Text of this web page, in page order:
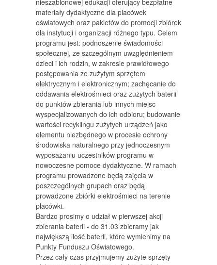
nieszablonowej edukacji oferujący bezpłatne
materiały dydaktyczne dla placówek
oświatowych oraz pakietów do promocji zbiórek
dla instytucji i organizacji różnego typu. Celem
programu jest: podnoszenie świadomości
społecznej, ze szczególnym uwzględnieniem
dzieci i ich rodzin, w zakresie prawidłowego
postępowania ze zużytym sprzętem
elektrycznym i elektronicznym; zachęcanie do
oddawania elektrośmieci oraz zużytych baterii
do punktów zbierania lub innych miejsc
wyspecjalizowanych do ich odbioru; budowanie
wartości recyklingu zużytych urządzeń jako
elementu niezbędnego w procesie ochrony
środowiska naturalnego przy jednoczesnym
wyposażaniu uczestników programu w
nowoczesne pomoce dydaktyczne. W ramach
programu prowadzone będą zajęcia w
poszczególnych grupach oraz będą
prowadzone zbiórki elektrośmieci na terenie
placówki.
Bardzo prosimy o udział w pierwszej akcji
zbierania baterii - do 31.03 zbieramy jak
największą ilość baterii, które wymienimy na
Punkty Funduszu Oświatowego.
Przez cały czas przyjmujemy zużyte sprzęty